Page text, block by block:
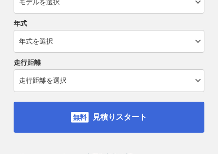
年式
走行距離
見積りスタート